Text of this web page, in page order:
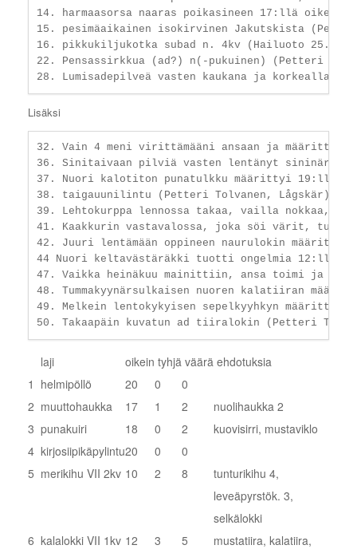
14. harmaasorsa naaras poikasineen 17:llä
15. pesimäaikainen isokirvinen Jakutskista
16. pikkukiljukotka subad n. 4kv (Hailuoto
22. Pensassirkkua (ad?) n(-pukuinen) (Petteri
Lisäksi
32. Vain 4 meni virittämääni ansaan ja määritti
36. Sinitaivaan pilviä vasten lentänyt sininärhi
37. Nuori kalotiton punatulkku määrittyi 19:llä
38. taigauunilintu (Petteri Tolvanen, Lågskär);
39. Lehtokurppa lennossa takaa, vailla nokkaa,
41. Kaakkurin vastavalossa, joka söi värit, tunsi
42. Juuri lentämään oppineen naurulokin
44 Nuori keltavästäräkki tuotti ongelmia 12:lle.
47. Vaikka heinäkuu mainittiin, ansa toimi ja
48. Tummakyynärsulkaisen nuoren kalatiiran
49. Melkein lentokykyisen sepelkyyhkyn määritti
laji oikein tyhjä väärä ehdotuksia
1 helmipöllö 20 0
0
2 muuttohaukka 17 1 2
nuolihaukka 2
3 punakuiri 18 0 2
kuovisirri, mustaviklo
4 kirjosiipikäpylintu20 0
0
5 merikihu VII 2kv 10 2 8
tunturikihu 4,
leveäpyrstök. 3,
selkälokki
6 kalalokki VII 1kv 12 3 5
mustatiira, kalatiira,